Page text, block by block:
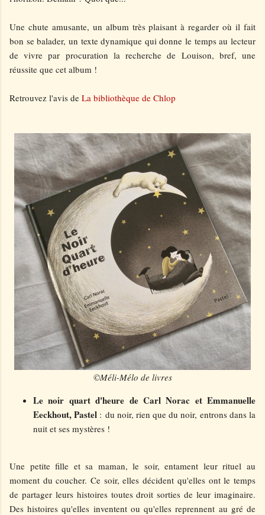
Une chute amusante, un album très plaisant à regarder où il fait
bon se balader, un texte dynamique qui donne le temps au lecteur
de vivre par procuration la recherche de Louison, bref, une
réussite que cet album !
Retrouvez l'avis de La bibliothèque de Chlop
©Méli-Mélo de livres
Le noir quart d'heure de Carl Norac et Emmanuelle
Eeckhout, Pastel : du noir, rien que du noir, entrons dans la
nuit et ses mystères !
Une petite fille et sa maman, le soir, entament leur rituel au
moment du coucher. Ce soir, elles décident qu'elles ont le temps
de partager leurs histoires toutes droit sorties de leur imaginaire.
Des histoires qu'elles inventent ou qu'elles reprennent au gré de